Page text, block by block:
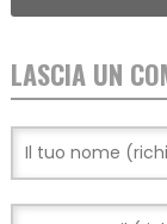
LASCIA UN